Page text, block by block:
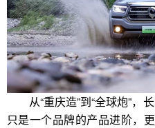
从“重庆造”到“全球炮”，
只是一个品牌的产品进阶，